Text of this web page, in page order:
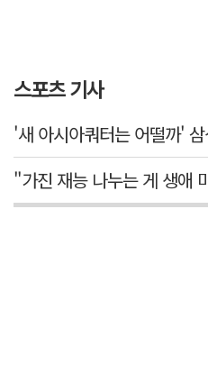
스포츠 기사